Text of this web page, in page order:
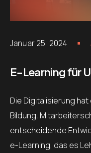
Januar 25, 2024
E-Learning für
Die Digitalisierung
Bildung,
entscheidende
e-Learning, das es